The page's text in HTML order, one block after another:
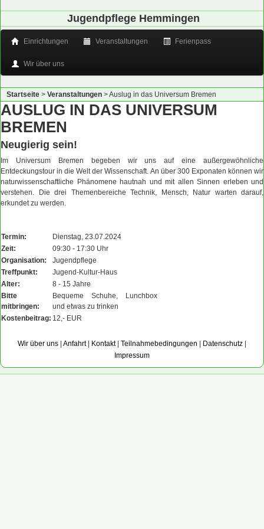
Jugendpflege Hemmingen
Einrichtungen Veranstaltungen Ferienpass
Wir über uns
Startseite > Veranstaltungen >Auslug in das Universum Bremen
AUSLUG IN DAS UNIVERSUM
BREMEN
Neugierig sein!
Im Universum Bremen begeben wir uns auf eine außergewöhnliche
Entdeckungstour in die Welt der Wissenschaft. An über 300 Exponaten können wir
naturwissenschaftliche Phänomene hautnah und mit allen Sinnen erleben und
verstehen. Die drei Themenbereiche Technik, Mensch, Natur warten darauf,
erkundet zu werden.
Termin:
Dienstag, 23.07.2024
Zeit:
09:30 - 17:30 Uhr
Organisation:
Jugendpflege
Treffpunkt:
Jugend-Kultur-Haus
Alter:
8 - 15 Jahre
Bitte
mitbringen:
Bequeme Schuhe, Lunchbox
und etwas zu trinken
Kostenbeitrag: 12,- EUR
Wir über uns Anfahrt| Kontakt| Teilnahmebedingungen Datenschutz
Impressum